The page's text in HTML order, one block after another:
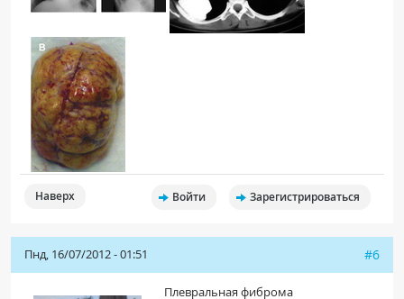
Наверх Войти Зарегистрироваться
Пнд, 16/07/2012 - 01:51 #6
Плевральная фиброма